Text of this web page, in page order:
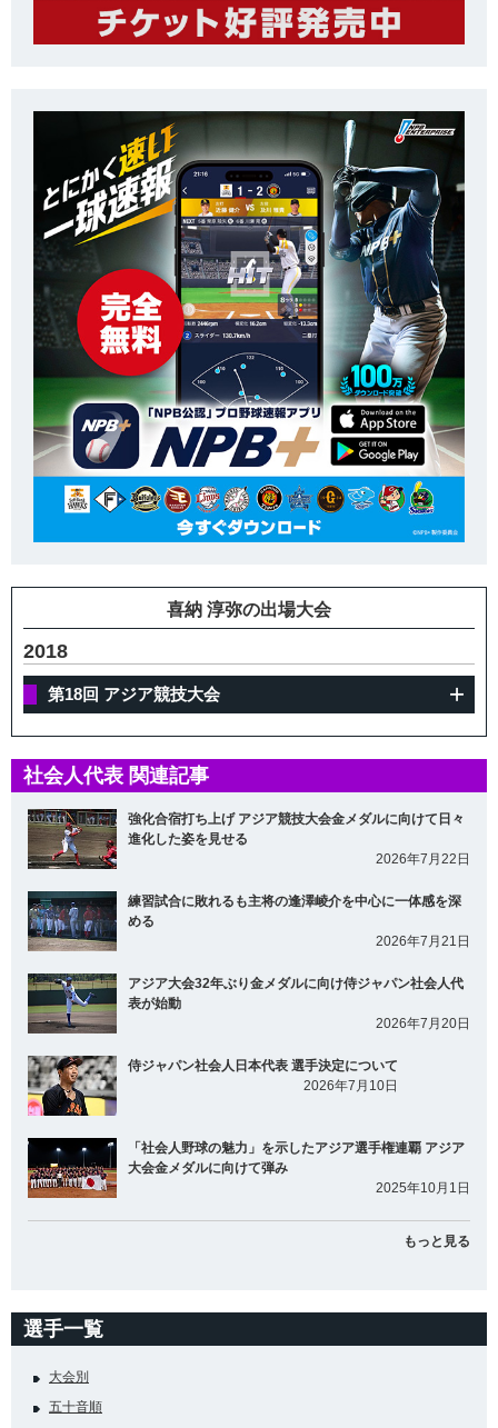
喜納 淳弥の出場大会
2018
第18回 アジア競技大会
社会人代表 関連記事
強化合宿打ち上げ アジア競技大会金メダルに向けて日々
進化した姿を見せる
2026年7月22日
練習試合に敗れるも主将の逢澤崚介を中心に一体感を深
める
2026年7月21日
アジア大会32年ぶり金メダルに向け侍ジャパン社会人代
表が始動
2026年7月20日
侍ジャパン社会人日本代表 選手決定について
2026年7月10日
「社会人野球の魅力」を示したアジア選手権連覇 アジア
大会金メダルに向けて弾み
2025年10月1日
もっと見る
選手一覧
大会別
五十音順